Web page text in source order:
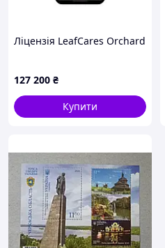
Ліцензія LeafCares Orchard
127 200 ₴
Купити